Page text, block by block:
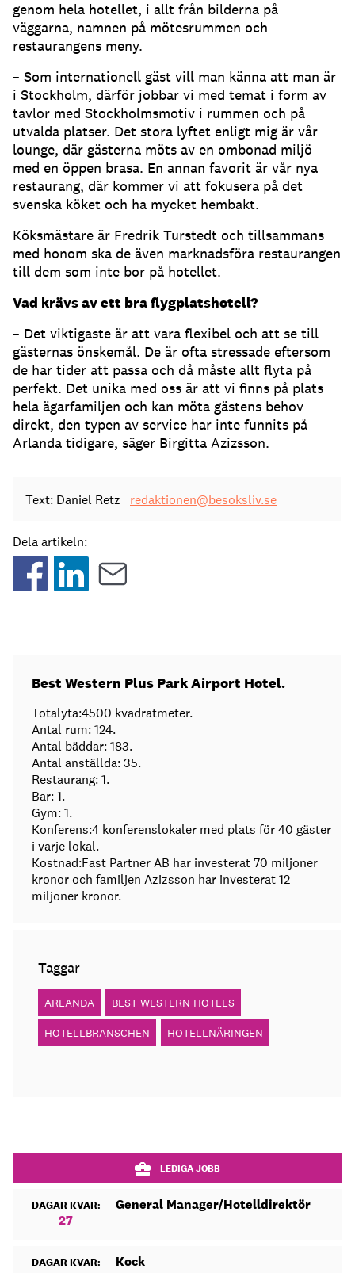
genom hela hotellet, i allt från bilderna på
väggarna, namnen på mötesrummen och
restaurangens meny.
– Som internationell gäst vill man känna att man är
i Stockholm, därför jobbar vi med temat i form av
tavlor med Stockholmsmotiv i rummen och på
utvalda platser. Det stora lyftet enligt mig är vår
lounge, där gästerna möts av en ombonad miljö
med en öppen brasa. En annan favorit är vår nya
restaurang, där kommer vi att fokusera på det
svenska köket och ha mycket hembakt.
Köksmästare är Fredrik Turstedt och tillsammans
med honom ska de även marknadsföra restaurangen
till dem som inte bor på hotellet.
Vad krävs av ett bra flygplatshotell?
– Det viktigaste är att vara flexibel och att se till
gästernas önskemål. De är ofta stressade eftersom
de har tider att passa och då måste allt flyta på
perfekt. Det unika med oss är att vi finns på plats
hela ägarfamiljen och kan möta gästens behov
direkt, den typen av service har inte funnits på
Arlanda tidigare, säger Birgitta Azizsson.
Text: Daniel Retz redaktionen@besoksliv.se
Dela artikeln:
Best Western Plus Park Airport Hotel.
Totalyta:4500 kvadratmeter.
Antal rum: 124.
Antal bäddar: 183.
Antal anställda: 35.
Restaurang: 1.
Bar: 1.
Gym: 1.
Konferens:4 konferenslokaler med plats för 40 gäster
i varje lokal.
Kostnad:Fast Partner AB har investerat 70 miljoner
kronor och familjen Azizsson har investerat 12
miljoner kronor.
Taggar
ARLANDA BEST WESTERN HOTELS
HOTELLBRANSCHEN HOTELLNÄRINGEN
LEDIGA JOBB
DAGAR KVAR:
27
General Manager/Hotelldirektör
DAGAR KVAR: Kock